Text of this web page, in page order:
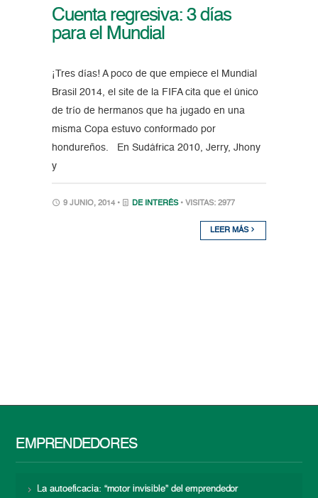
Cuenta regresiva: 3 días
para el Mundial
¡Tres días! A poco de que empiece el Mundial
Brasil 2014, el site de la FIFA cita que el único
de trío de hermanos que ha jugado en una
misma Copa estuvo conformado por
hondureños. En Sudáfrica 2010, Jerry, Jhony
y
9 JUNIO, 2014 • DE INTERÉS • VISITAS: 2977
LEER MÁS
EMPRENDEDORES
La autoeficacia: “motor invisible” del emprendedor